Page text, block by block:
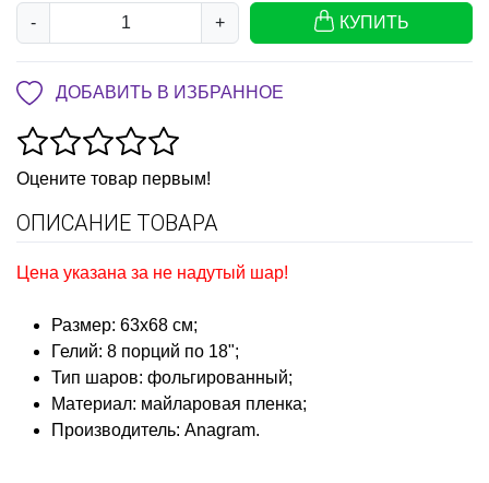
- + КУПИТЬ
ДОБАВИТЬ В ИЗБРАННОЕ
Оцените товар первым!
ОПИСАНИЕ ТОВАРА
Цена указана за не надутый шар!
Размер: 63х68 см;
Гелий: 8 порций по 18";
Тип шаров: фольгированный;
Материал: майларовая пленка;
Производитель: Anagram.